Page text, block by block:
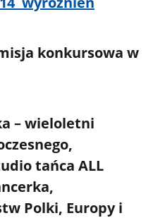
konkursowa w
– wieloletni
tańca ALL
Polki, Europy i